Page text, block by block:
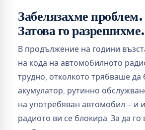
Забелязахме проблем.
Затова го разрешихме.
В продължение на години
на кода на автомобилното
трудно, отколкото трябваше
акумулатор, рутинно
на употребяван автомобил – и
радиото ви се блокира. За да го